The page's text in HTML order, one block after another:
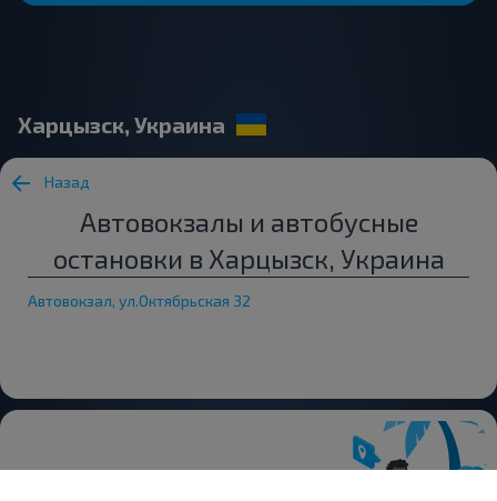
Харцызск, Украина
Назад
Автовокзалы и автобусные
остановки в Харцызск, Украина
Автовокзал, ул.Октябрьская 32